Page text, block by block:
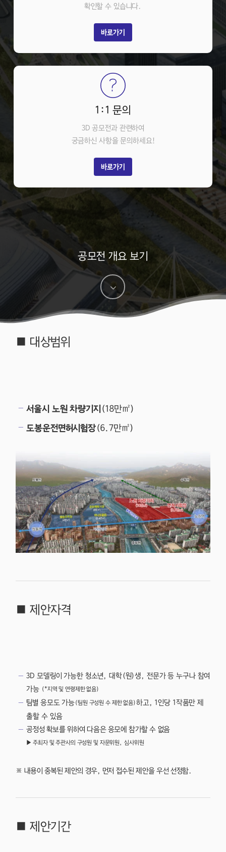
확인할 수 있습니다.
바로가기
1:1 문의
3D 공모전과 관련하여
궁금하신 사항을 문의하세요!
바로가기
공모전 개요 보기
Navigate
to
■ 대상범위
서울시 노원 차량기지 (18만㎡)
도봉운전면허시험장(6.7만㎡)
■ 제안자격
3D 모델링이 가능한 청소년, 대학(원)생, 전문가 등 누구나 참여
가능 (*지역 및 연령제한 없음)
팀별 응모도 가능(팀원 구성원 수 제한 없음)하고, 1인당 1작품만 제
출할 수 있음
공정성 확보를 위하여 다음은 응모에 참가할 수 없음
▶ 주최자 및 주관사의 구성원 및 자문위원, 심사위원
※ 내용이 중복된 제안의 경우, 먼저 접수된 제안을 우선 선정함.
■ 제안기간